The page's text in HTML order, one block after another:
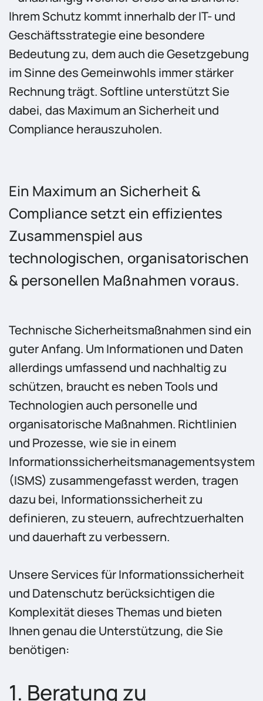
Ihrem Schutz kommt innerhalb der IT- und
Geschäftsstrategie eine besondere
Bedeutung zu, dem auch die Gesetzgebung
im Sinne des Gemeinwohls immer stärker
Rechnung trägt. Softline unterstützt Sie
dabei, das Maximum an Sicherheit und
Compliance herauszuholen.
Ein Maximum an Sicherheit &
Compliance setzt ein effizientes
Zusammenspiel aus
technologischen, organisatorischen
& personellen Maßnahmen voraus.
Technische Sicherheitsmaßnahmen sind ein
guter Anfang. Um Informationen und Daten
allerdings umfassend und nachhaltig zu
schützen, braucht es neben Tools und
Technologien auch personelle und
organisatorische Maßnahmen. Richtlinien
und Prozesse, wie sie in einem
Informationssicherheitsmanagementsystem
(ISMS) zusammengefasst werden, tragen
dazu bei, Informationssicherheit zu
definieren, zu steuern, aufrechtzuerhalten
und dauerhaft zu verbessern.
Unsere Services für Informationssicherheit
und Datenschutz berücksichtigen die
Komplexität dieses Themas und bieten
Ihnen genau die Unterstützung, die Sie
benötigen:
1. Beratung zu